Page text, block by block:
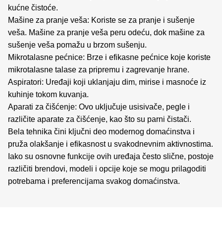
kućne čistoće.
Mašine za pranje veša: Koriste se za pranje i sušenje
veša. Mašine za pranje veša peru odeću, dok mašine za
sušenje veša pomažu u brzom sušenju.
Mikrotalasne pećnice: Brze i efikasne pećnice koje koriste
mikrotalasne talase za pripremu i zagrevanje hrane.
Aspiratori: Uređaji koji uklanjaju dim, mirise i masnoće iz
kuhinje tokom kuvanja.
Aparati za čišćenje: Ovo uključuje usisivače, pegle i
različite aparate za čišćenje, kao što su parni čistači.
Bela tehnika čini ključni deo modernog domaćinstva i
pruža olakšanje i efikasnost u svakodnevnim aktivnostima.
Iako su osnovne funkcije ovih uređaja često slične, postoje
različiti brendovi, modeli i opcije koje se mogu prilagoditi
potrebama i preferencijama svakog domaćinstva.